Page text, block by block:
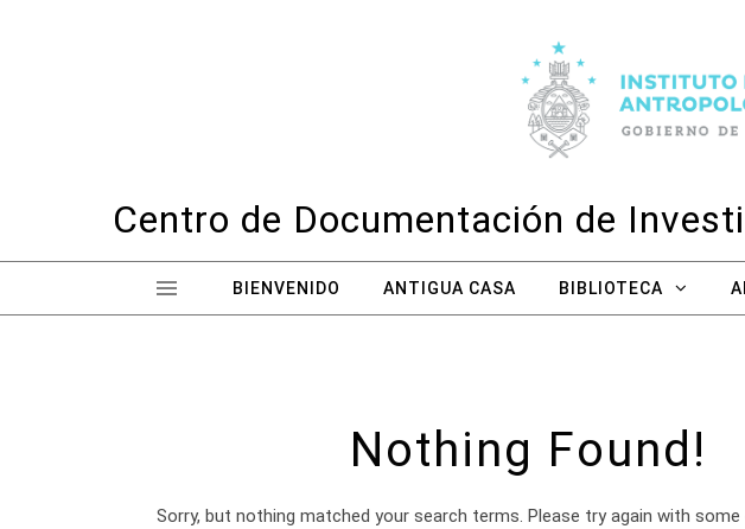
Centro de Documentación de
BIENVENIDO ANTIGUA CASA BIBLIOTECA
Nothing Found!
Sorry, but nothing matched your search terms. Please try again with